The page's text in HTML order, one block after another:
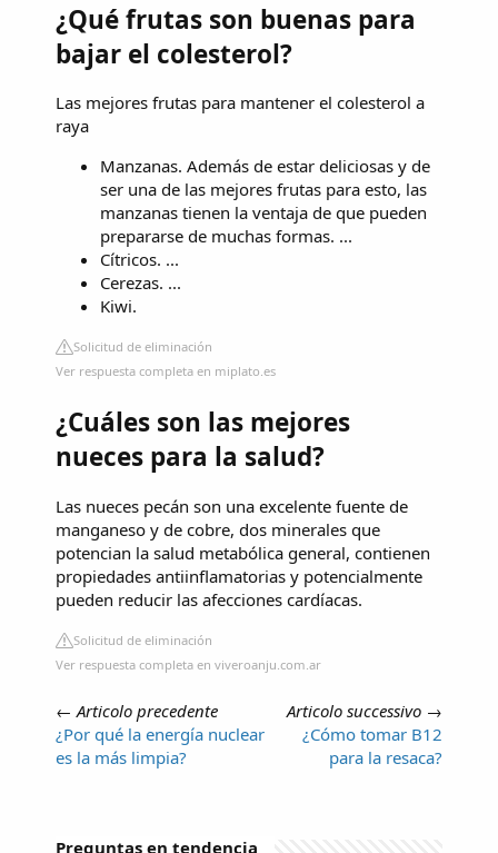
¿Qué frutas son buenas para
bajar el colesterol?
Las mejores frutas para mantener el colesterol a
raya
Manzanas. Además de estar deliciosas y de
ser una de las mejores frutas para esto, las
manzanas tienen la ventaja de que pueden
prepararse de muchas formas. ...
Cítricos. ...
Cerezas. ...
Kiwi.
Solicitud de eliminación
Ver respuesta completa en miplato.es
¿Cuáles son las mejores
nueces para la salud?
Las nueces pecán son una excelente fuente de
manganeso y de cobre, dos minerales que
potencian la salud metabólica general, contienen
propiedades antiinflamatorias y potencialmente
pueden reducir las afecciones cardíacas.
Solicitud de eliminación
Ver respuesta completa en viveroanju.com.ar
← Articolo precedente
¿Por qué la energía nuclear
es la más limpia?
Articolo successivo →
¿Cómo tomar B12
para la resaca?
Preguntas en tendencia